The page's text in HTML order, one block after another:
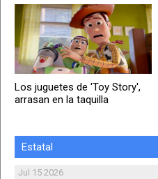
Los juguetes de 'Toy Story',
arrasan en la taquilla
Estatal
Jul 15 2026